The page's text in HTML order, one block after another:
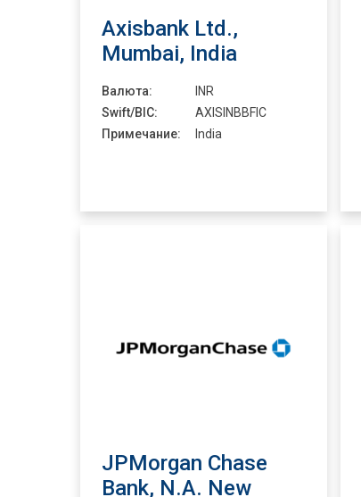
Axisbank Ltd.,
Mumbai, India
Валюта:
INR
Swift/BIC:
AXISINBBFIC
Примечание:
India
JPMorgan Chase
Bank, N.A. New